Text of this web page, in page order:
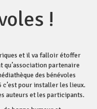
!
et il va falloir étoffer
qu’association partenaire
des bénévoles
pour installer les lieux.
auteurs et les participants.